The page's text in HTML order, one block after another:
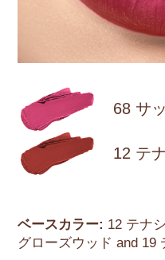
68 サ
12 テ
ベースカラー: 12 テナ
グローズウッド and 19